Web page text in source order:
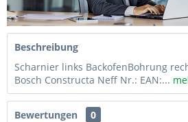
Beschreibung
Scharnier links BackofenBohrung
Bosch Constructa Neff Nr.: EAN:...
Bewertungen
0